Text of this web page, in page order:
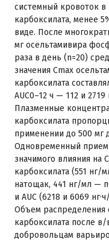
системный кровоток в
карбоксилата, менее
виде. После
мг осельтамивира
раза в день (n=20)
значения Cmax
карбоксилата
AUC0–12 ч — 112 и
Плазменные
карбоксилата
применении до 500 мг
Одновременный
значимого влияния на
карбоксилата (551
натощак, 441 нг/мл —
и AUC (6218 и 6069
Объем распределения
карбоксилата после
добровольцам